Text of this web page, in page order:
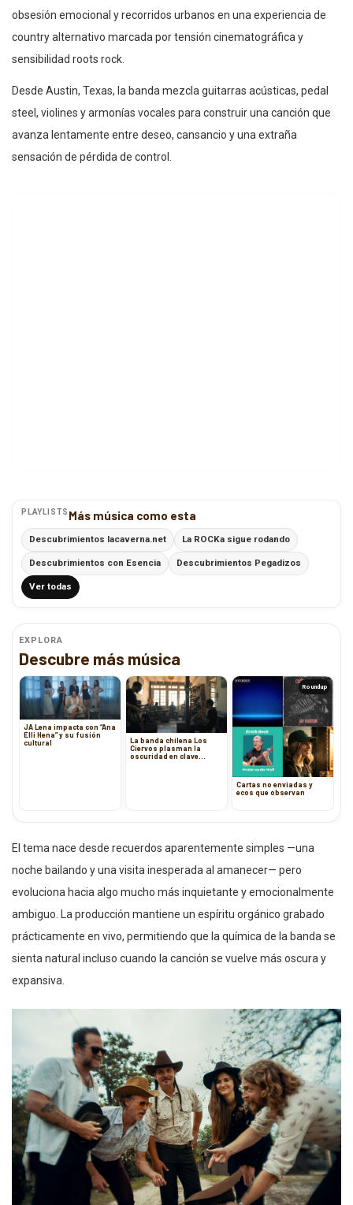
obsesión emocional y recorridos urbanos en una experiencia de
country alternativo marcada por tensión cinematográfica y
sensibilidad roots rock.
Desde Austin, Texas, la banda mezcla guitarras acústicas, pedal
steel, violines y armonías vocales para construir una canción que
avanza lentamente entre deseo, cansancio y una extraña
sensación de pérdida de control.
PLAYLISTS Más música como esta
Descubrimientos lacaverna.net La ROCKa sigue rodando
Descubrimientos con Esencia Descubrimientos Pegadizos
Ver todas
EXPLORA
Descubre más música
JA Lena impacta con “Ana
Elli Hena” y su fusión
cultural
La banda chilena Los
Ciervos plasman la
oscuridad en clave
Roundup
Cartas no enviadas y
ecos que observan
El tema nace desde recuerdos aparentemente simples —una
noche bailando y una visita inesperada al amanecer— pero
evoluciona hacia algo mucho más inquietante y emocionalmente
ambiguo. La producción mantiene un espíritu orgánico grabado
prácticamente en vivo, permitiendo que la química de la banda se
sienta natural incluso cuando la canción se vuelve más oscura y
expansiva.